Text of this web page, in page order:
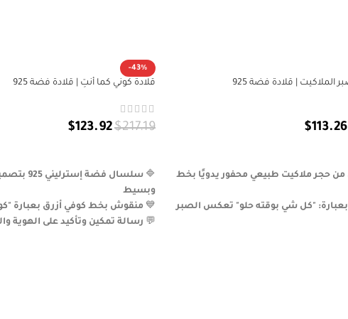
الملاكيت | قلادة فضة 925
$113.26
حجر ملاكيت طبيعي محفور يدويًا بخط
"كل شي بوقته حلو" تعكس الصبر
-43%
قلادة كوني كما أنتِ | قلادة فضة 925
$217.19
$123.92
🔷
سلسال فضة
وبسيط
💙 منقوش بخط كوفي أزرق بعبارة
💬 رسالة تمكين وتأكيد على الهوية